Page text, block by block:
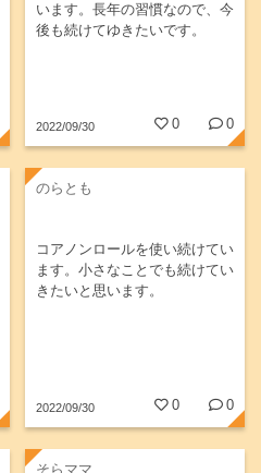
います。長年の習慣なので、今
後も続けてゆきたいです。
2022/09/30 0 0
のらとも
コアノンロールを使い続けてい
ます。小さなことでも続けてい
きたいと思います。
2022/09/30 0 0